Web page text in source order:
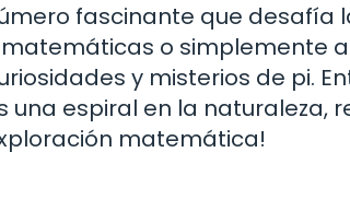
fascinante que desafía
o simplemente
y misterios de pi.
espiral en la naturaleza,
matemática!